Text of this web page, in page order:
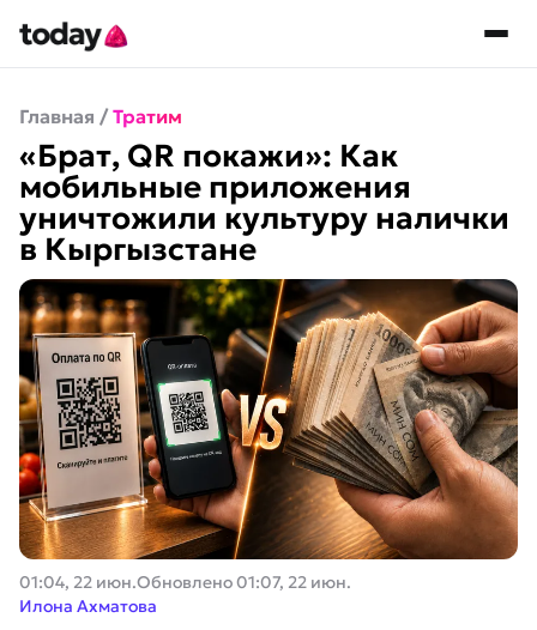
Главная / Тратим
«Брат, QR покажи»: Как
мобильные приложения
уничтожили культуру налички
в Кыргызстане
01:04, 22 июн.Обновлено01:07, 22 июн.
Илона Ахматова